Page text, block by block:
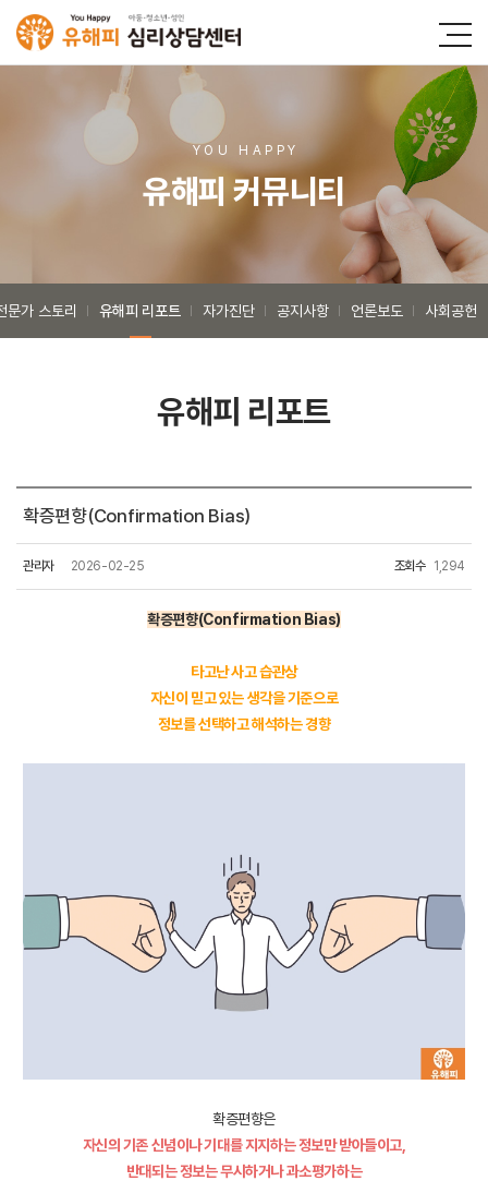
YOU HAPPY
유해피 커뮤니티
문가 스토리 유해피 리포트 자가진단 공지사항 언론보도 사회공헌
유해피 리포트
확증편향(Confirmation Bias)
관리자 2026-02-25 조회수 1,294
확증편향(Confirmation Bias)
타고난 사고 습관상
자신이 믿고 있는 생각을 기준으로
정보를 선택하고 해석하는 경향
확증편향은
자신의 기존 신념이나 기대를 지지하는 정보만 받아들이고,
반대되는 정보는 무시하거나 과소평가하는